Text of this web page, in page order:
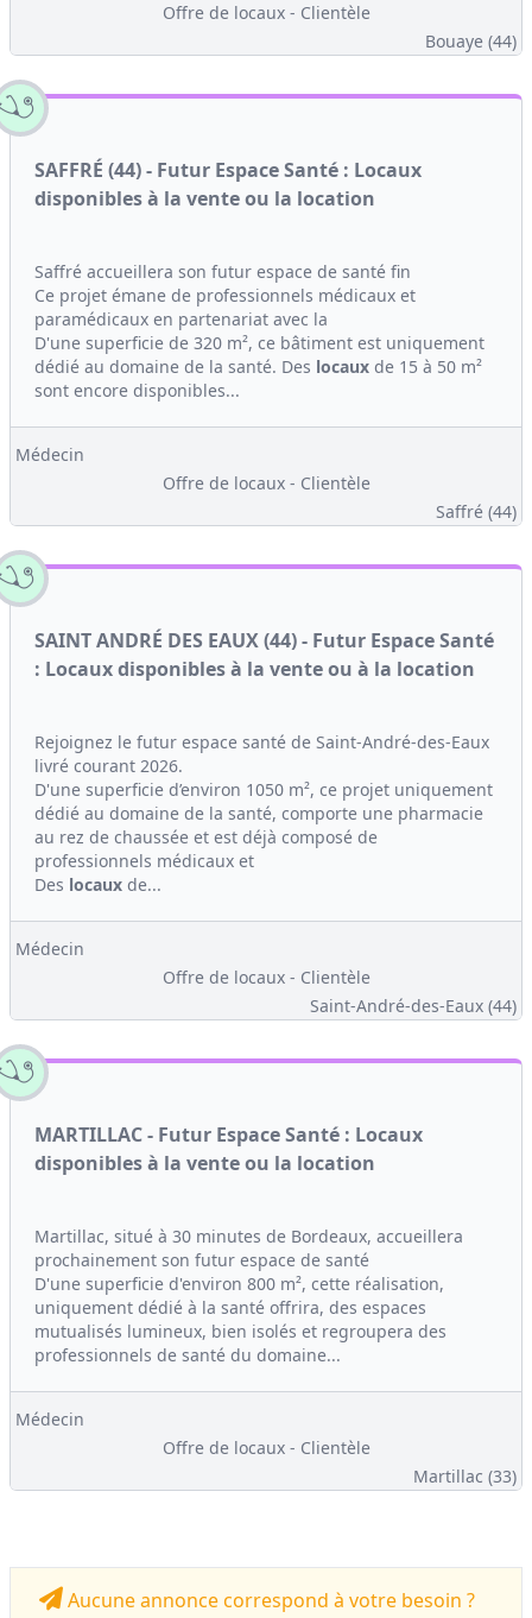
Offre de locaux - Clientèle
Bouaye (44)
SAFFRÉ (44) - Futur Espace Santé : Locaux
disponibles à la vente ou la location
Saffré accueillera son futur espace de santé fin
Ce projet émane de professionnels médicaux et
paramédicaux en partenariat avec la
D'une superficie de 320 m², ce bâtiment est uniquement
dédié au domaine de la santé. Des locaux de 15 à 50 m²
sont encore disponibles...
Médecin
Offre de locaux - Clientèle
Saffré (44)
SAINT ANDRÉ DES EAUX (44) - Futur Espace Santé
: Locaux disponibles à la vente ou à la location
Rejoignez le futur espace santé de Saint-André-des-Eaux
livré courant 2026.
D'une superficie d’environ 1050 m², ce projet uniquement
dédié au domaine de la santé, comporte une pharmacie
au rez de chaussée et est déjà composé de
professionnels médicaux et
Des locaux de...
Médecin
Offre de locaux - Clientèle
Saint-André-des-Eaux (44)
MARTILLAC - Futur Espace Santé : Locaux
disponibles à la vente ou la location
Martillac, situé à 30 minutes de Bordeaux, accueillera
prochainement son futur espace de santé
D'une superficie d'environ 800 m², cette réalisation,
uniquement dédié à la santé offrira, des espaces
mutualisés lumineux, bien isolés et regroupera des
professionnels de santé du domaine...
Médecin
Offre de locaux - Clientèle
Martillac (33)
Aucune annonce correspond à votre besoin ?